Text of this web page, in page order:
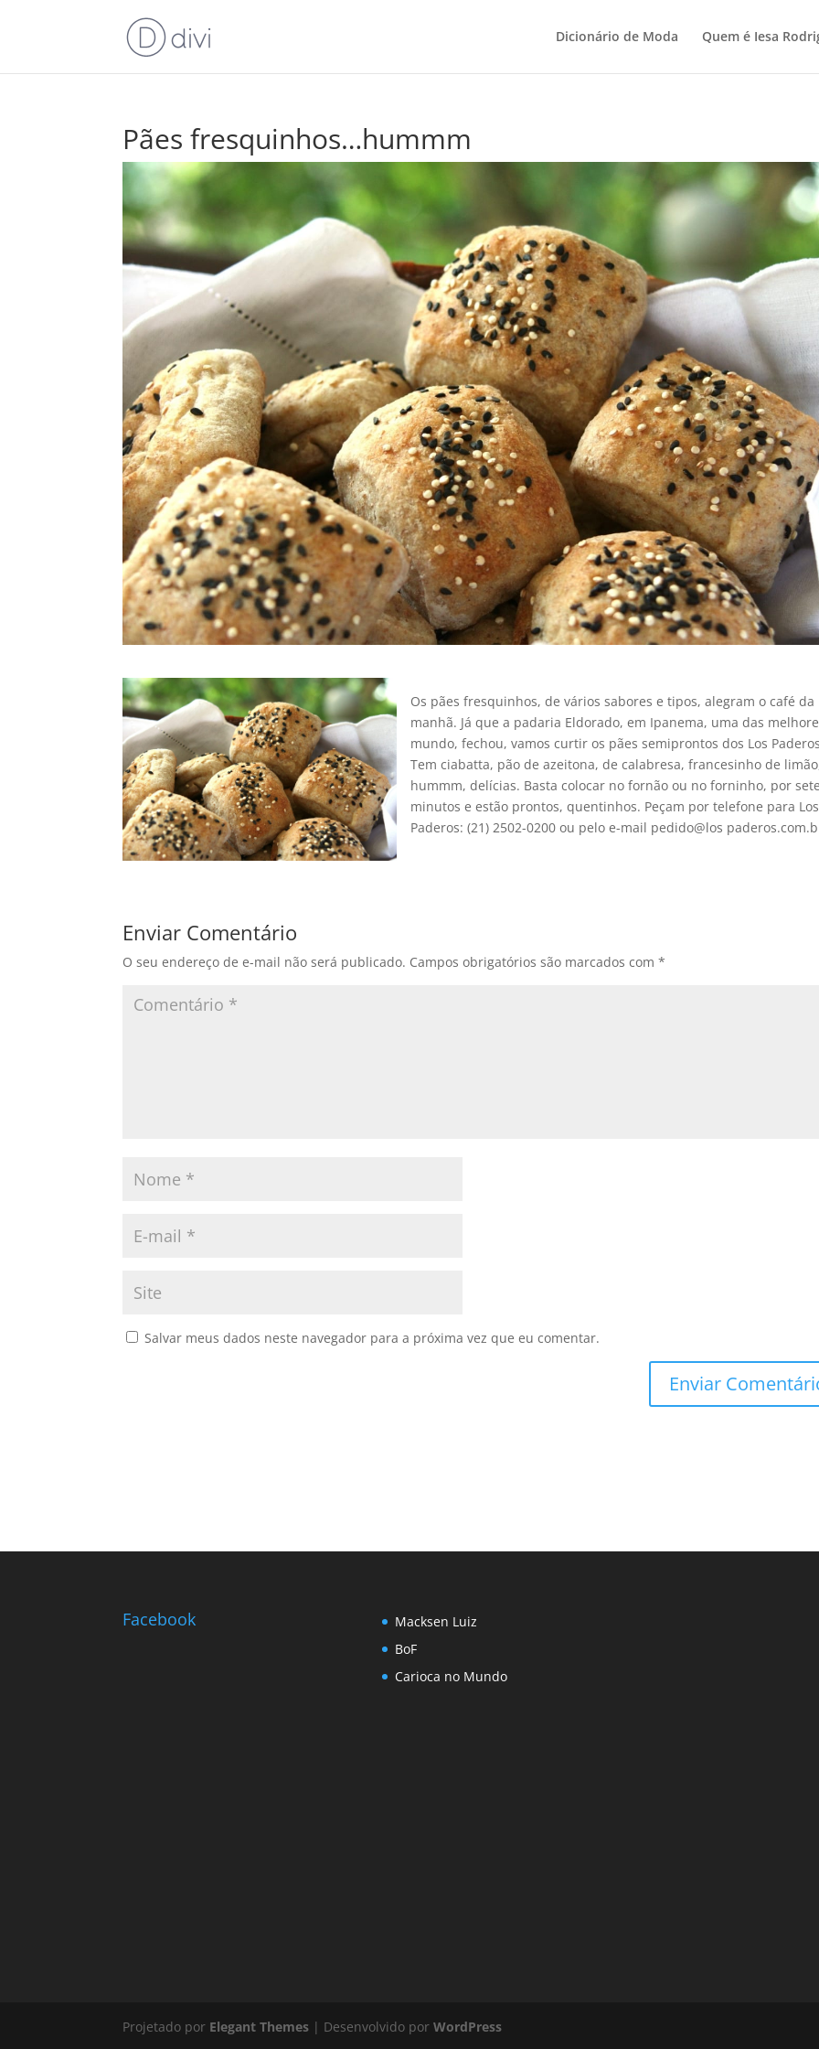
Dicionário de Moda Quem é Iesa
Pães fresquinhos…hummm
Os pães fresquinhos, de vários sabores e tipos, alegram o café da
manhã. Já que a padaria Eldorado, em Ipanema, uma das
mundo, fechou, vamos curtir os pães semiprontos dos Los
Tem ciabatta, pão de azeitona, de calabresa, francesinho de
hummm, delí­cias. Basta colocar no fornão ou no forninho, por
minutos e estão prontos, quentinhos. Peçam por telefone para Los
Paderos: (21) 2502-0200 ou pelo e-mail pedido@los
Enviar Comentário
O seu endereço de e-mail não será publicado. Campos obrigatórios são marcados com*
Salvar meus dados neste navegador para a próxima vez que eu comentar.
Facebook
Macksen Luiz
BoF
Carioca no Mundo
Projetado por Elegant Themes | Desenvolvido porWordPress